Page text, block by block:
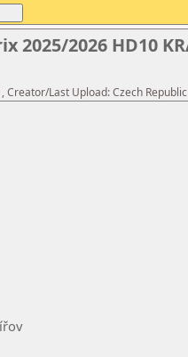
2026 HD10
Creator/Last Upload: Czech